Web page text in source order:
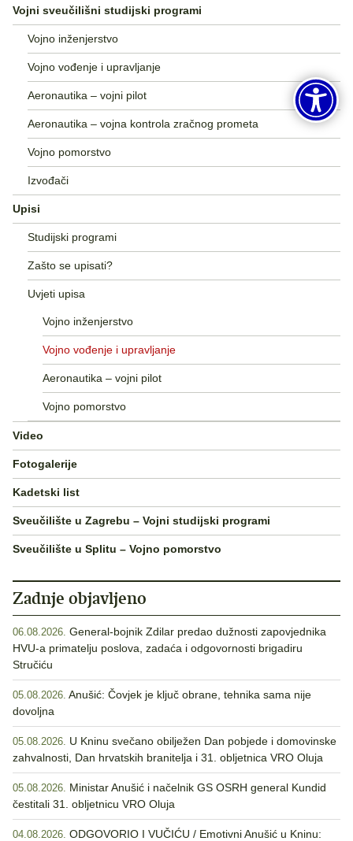
Vojni sveučilišni studijski programi
Vojno inženjerstvo
Vojno vođenje i upravljanje
Aeronautika – vojni pilot
Aeronautika – vojna kontrola zračnog prometa
Vojno pomorstvo
Izvođači
Upisi
Studijski programi
Zašto se upisati?
Uvjeti upisa
Vojno inženjerstvo
Vojno vođenje i upravljanje
Aeronautika – vojni pilot
Vojno pomorstvo
Video
Fotogalerije
Kadetski list
Sveučilište u Zagrebu – Vojni studijski programi
Sveučilište u Splitu – Vojno pomorstvo
Zadnje objavljeno
06.08.2026. General-bojnik Zdilar predao dužnosti zapovjednika
HVU-a primatelju poslova, zadaća i odgovornosti brigadiru
Stručiću
05.08.2026. Anušić: Čovjek je ključ obrane, tehnika sama nije
dovoljna
05.08.2026.
U Kninu svečano obilježen Dan pobjede i domovinske
zahvalnosti, Dan hrvatskih branitelja i 31. obljetnica VRO Oluja
05.08.2026.
Ministar Anušić i načelnik GS OSRH general Kundid
čestitali 31. obljetnicu VRO Oluja
04.08.2026. ODGOVORIO I VUČIĆU / Emotivni Anušić u Kninu: